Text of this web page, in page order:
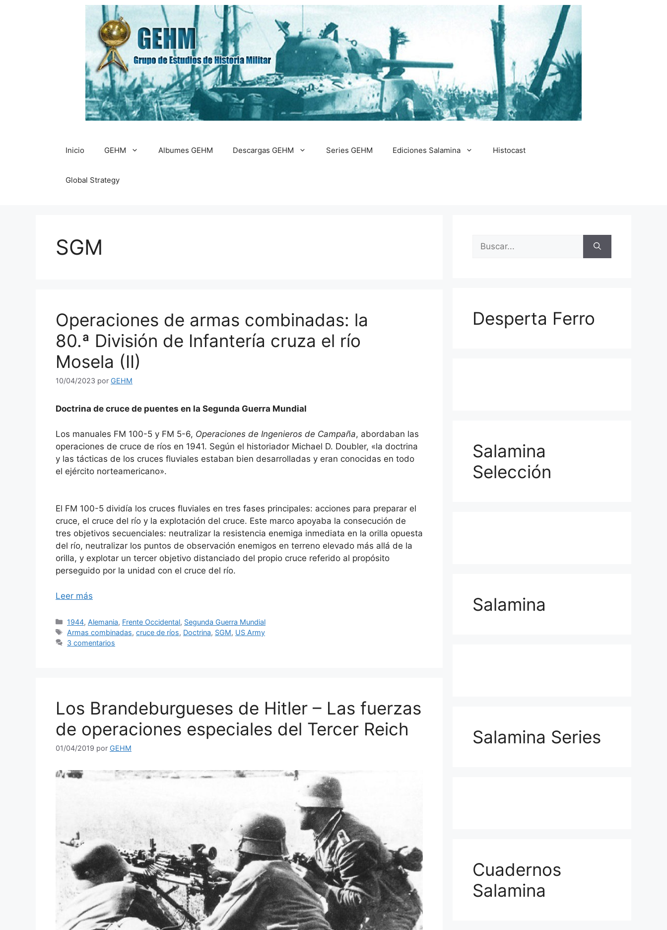
Inicio GEHM Albumes GEHM Descargas GEHM Series GEHM Ediciones Salamina Histocast
Global Strategy
SGM
Operaciones de armas combinadas: la
80.ª División de Infantería cruza el río
Mosela (II)
10/04/2023 por GEHM
Doctrina de cruce de puentes en la Segunda Guerra Mundial
Los manuales FM 100-5 y FM 5-6, Operaciones de Ingenieros de Campaña, abordaban las
operaciones de cruce de ríos en 1941. Según el historiador Michael D. Doubler, «la doctrina
y las tácticas de los cruces fluviales estaban bien desarrolladas y eran conocidas en todo
el ejército norteamericano».
El FM 100-5 dividía los cruces fluviales en tres fases principales: acciones para preparar el
cruce, el cruce del río y la explotación del cruce. Este marco apoyaba la consecución de
tres objetivos secuenciales: neutralizar la resistencia enemiga inmediata en la orilla opuesta
del río, neutralizar los puntos de observación enemigos en terreno elevado más allá de la
orilla, y explotar un tercer objetivo distanciado del propio cruce referido al propósito
perseguido por la unidad con el cruce del río.
Leer más
Categorías
1944, Alemania, Frente Occidental, Segunda Guerra Mundial
Etiquetas
Armas combinadas,cruce de ríos, Doctrina, SGM, US Army
3 comentarios
Los Brandeburgueses de Hitler – Las fuerzas
de operaciones especiales del Tercer Reich
01/04/2019 por GEHM
Buscar:
Desperta Ferro
Salamina
Selección
Salamina
Salamina Series
Cuadernos
Salamina